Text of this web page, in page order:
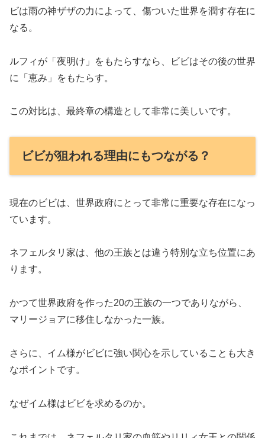
ビは雨の神ザザの力によって、傷ついた世界を潤す存在に
なる。
ルフィが「夜明け」をもたらすなら、ビビはその後の世界
に「恵み」をもたらす。
この対比は、最終章の構造として非常に美しいです。
ビビが狙われる理由にもつながる？
現在のビビは、世界政府にとって非常に重要な存在になっ
ています。
ネフェルタリ家は、他の王族とは違う特別な立ち位置にあ
ります。
かつて世界政府を作った20の王族の一つでありながら、
マリージョアに移住しなかった一族。
さらに、イム様がビビに強い関心を示していることも大き
なポイントです。
なぜイム様はビビを求めるのか。